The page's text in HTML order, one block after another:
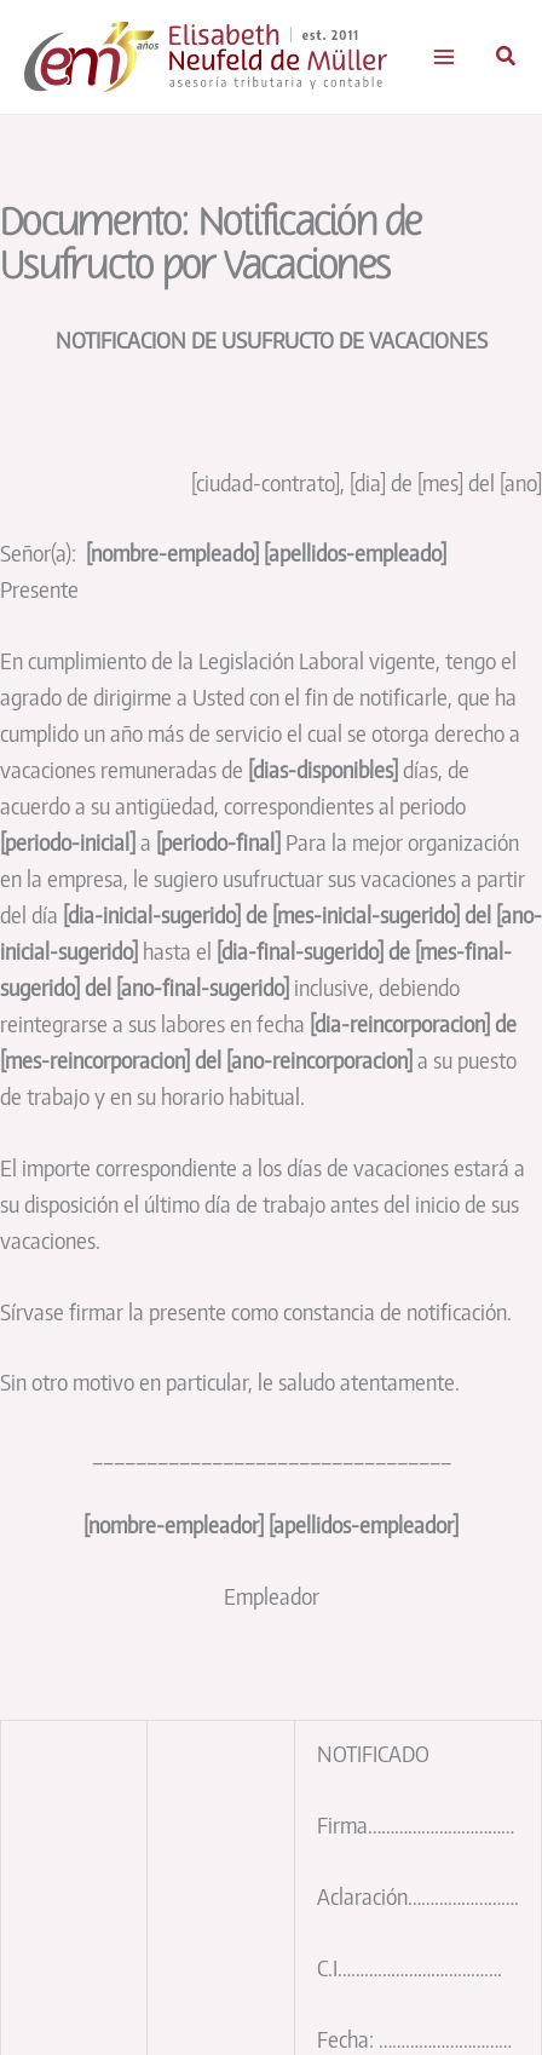
contenido
Documento: Notificación de
Usufructo por Vacaciones
NOTIFICACION DE USUFRUCTO DE VACACIONES
[ciudad-contrato], [dia] de [mes] del [ano]
Señor(a): [nombre-empleado] [apellidos-empleado]
Presente
En cumplimiento de la Legislación Laboral vigente, tengo el
agrado de dirigirme a Usted con el fin de notificarle, que ha
cumplido un año más de servicio el cual se otorga derecho a
vacaciones remuneradas de [dias-disponibles] días, de
acuerdo a su antigüedad, correspondientes al periodo
[periodo-inicial] a [periodo-final] Para la mejor organización
en la empresa, le sugiero usufructuar sus vacaciones a partir
del día [dia-inicial-sugerido] de [mes-inicial-sugerido] del [ano-
inicial-sugerido] hasta el [dia-final-sugerido] de [mes-final-
sugerido] del [ano-final-sugerido] inclusive, debiendo
reintegrarse a sus labores en fecha [dia-reincorporacion] de
[mes-reincorporacion] del [ano-reincorporacion] a su puesto
de trabajo y en su horario habitual.
El importe correspondiente a los días de vacaciones estará a
su disposición el último día de trabajo antes del inicio de sus
vacaciones.
Sírvase firmar la presente como constancia de notificación.
Sin otro motivo en particular, le saludo atentamente.
[nombre-empleador] [apellidos-empleador]
Empleador
NOTIFICADO
Firma……………………………
Aclaración…………………….
C.I……………………………….
Fecha: …………………………